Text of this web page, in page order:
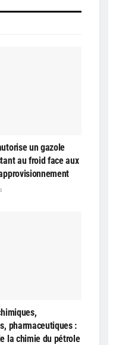
un gazole
au froid face aux
pharmaceutiques :
la chimie du pétrole